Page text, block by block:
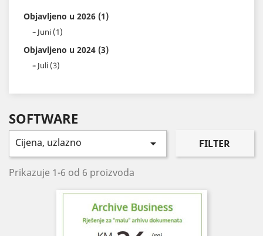
Objavljeno u 2026 (1)
Juni (1)
Objavljeno u 2024 (3)
Juli (3)
SOFTWARE
Cijena, uzlazno  FILTER
Prikazuje 1-6 od 6 proizvoda